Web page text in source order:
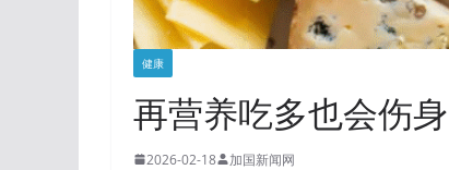
健康
再营养吃多也会伤
2026-02-18 加国新闻网